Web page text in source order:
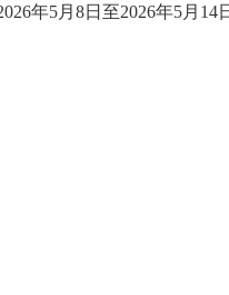
年5月8日至2026年5月